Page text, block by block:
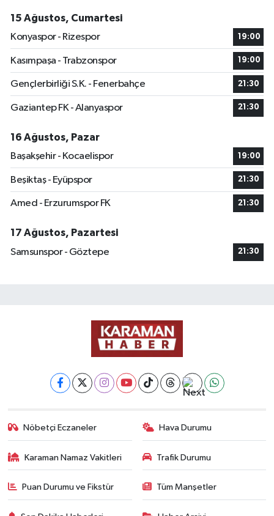
15 Ağustos, Cumartesi
Konyaspor - Rizespor
19:00
Kasımpaşa - Trabzonspor 19:00
Gençlerbirliği S.K. - Fenerbahçe 21:30
Gaziantep FK - Alanyaspor 21:30
16 Ağustos, Pazar
Başakşehir - Kocaelispor
19:00
Beşiktaş - Eyüpspor 21:30
Amed - Erzurumspor FK 21:30
17 Ağustos, Pazartesi
Samsunspor - Göztepe
21:30
Nöbetçi Eczaneler Hava Durumu
Karaman Namaz Vakitleri Trafik Durumu
Puan Durumu ve Fikstür Tüm Manşetler